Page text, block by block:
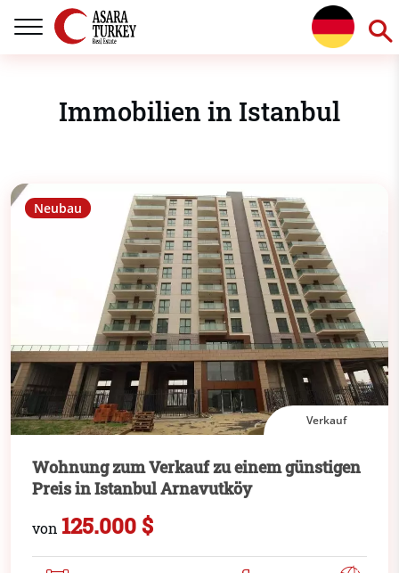
Immobilien in Istanbul
Neubau
Verkauf
Wohnung zum Verkauf zu einem günstigen
Preis in Istanbul Arnavutköy
von 125.000 $